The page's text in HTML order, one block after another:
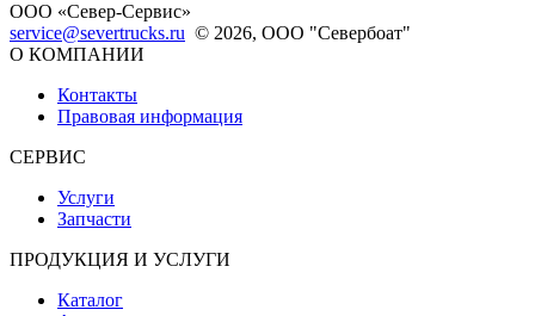
ООО «Север-Сервис»
service@severtrucks.ru © 2026, ООО "Севербоат"
О КОМПАНИИ
Контакты
Правовая информация
СЕРВИС
Услуги
Запчасти
ПРОДУКЦИЯ И УСЛУГИ
Каталог